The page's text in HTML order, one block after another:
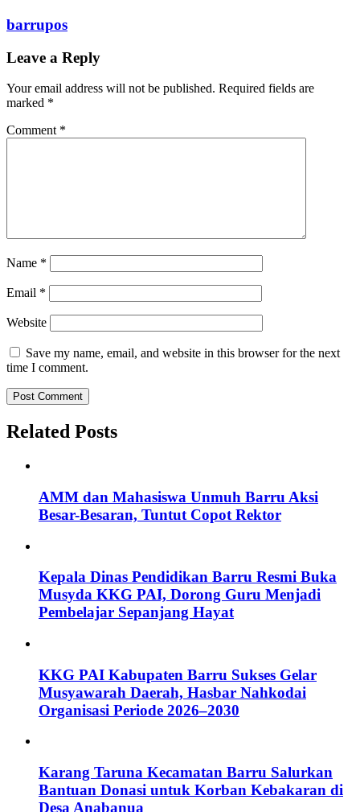
barrupos
Leave a Reply
Your email address will not be published. Required fields are
marked *
Comment *
Name *
Email *
Website
Save my name, email, and website in this browser for the next
time I comment.
Related Posts
AMM dan Mahasiswa Unmuh Barru Aksi
Besar-Besaran, Tuntut Copot Rektor
Kepala Dinas Pendidikan Barru Resmi Buka
Musyda KKG PAI, Dorong Guru Menjadi
Pembelajar Sepanjang Hayat
KKG PAI Kabupaten Barru Sukses Gelar
Musyawarah Daerah, Hasbar Nahkodai
Organisasi Periode 2026–2030
Karang Taruna Kecamatan Barru Salurkan
Bantuan Donasi untuk Korban Kebakaran di
Desa Anabanua